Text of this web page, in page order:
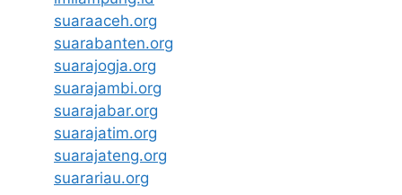
suaraaceh.org
suarabanten.org
suarajogja.org
suarajambi.org
suarajabar.org
suarajatim.org
suarajateng.org
suarariau.org